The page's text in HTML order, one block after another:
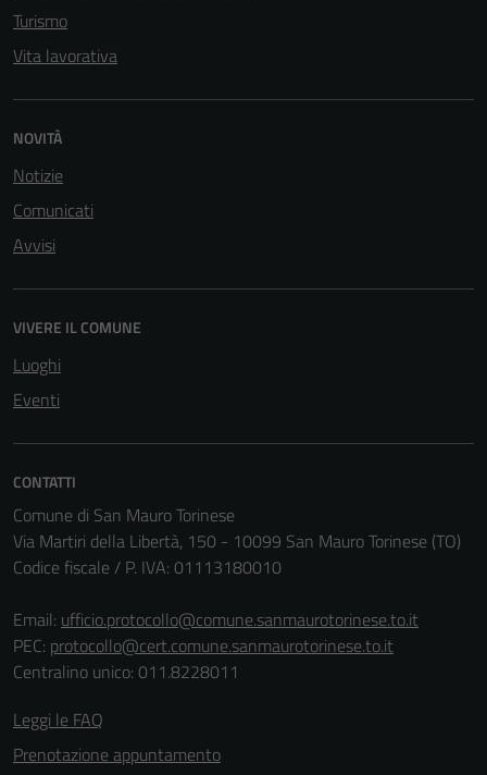
Turismo
Vita lavorativa
NOVITÀ
Notizie
Comunicati
Avvisi
VIVERE IL COMUNE
Luoghi
Eventi
CONTATTI
Comune di San Mauro Torinese
Via Martiri della Libertà, 150 - 10099 San Mauro Torinese (TO)
Codice fiscale / P. IVA: 01113180010
Email: ufficio.protocollo@comune.sanmaurotorinese.to.it
PEC: protocollo@cert.comune.sanmaurotorinese.to.it
Centralino unico: 011.8228011
Leggi le FAQ
Prenotazione appuntamento